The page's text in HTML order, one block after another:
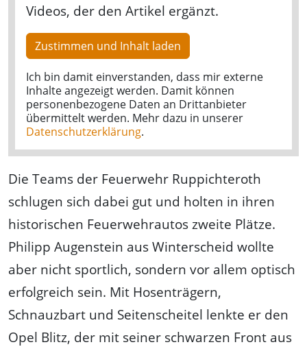
Videos, der den Artikel ergänzt.
Zustimmen und Inhalt laden
Ich bin damit einverstanden, dass mir externe
Inhalte angezeigt werden. Damit können
personenbezogene Daten an Drittanbieter
übermittelt werden. Mehr dazu in unserer
Datenschutzerklärung.
Die Teams der Feuerwehr Ruppichteroth
schlugen sich dabei gut und holten in ihren
historischen Feuerwehrautos zweite Plätze.
Philipp Augenstein aus Winterscheid wollte
aber nicht sportlich, sondern vor allem optisch
erfolgreich sein. Mit Hosenträgern,
Schnauzbart und Seitenscheitel lenkte er den
Opel Blitz, der mit seiner schwarzen Front aus